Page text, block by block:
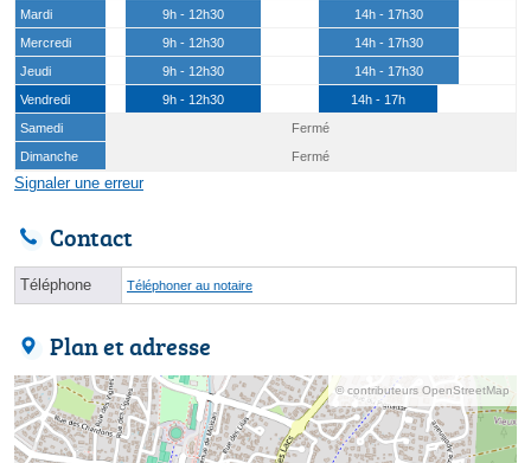
Mardi
9h - 12h30
14h - 17h30
Mercredi
9h - 12h30
14h - 17h30
Jeudi
9h - 12h30
14h - 17h30
Vendredi
9h - 12h30
14h - 17h
Samedi
Fermé
Dimanche
Fermé
Signaler une erreur
Contact
Téléphone Téléphoner au notaire
Plan et adresse
© contributeurs OpenStreetMap